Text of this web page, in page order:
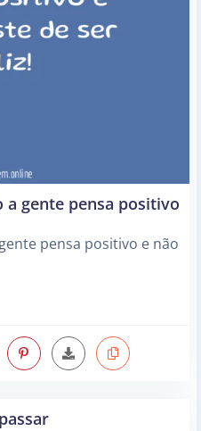
a gente pensa positivo
pensa positivo e não